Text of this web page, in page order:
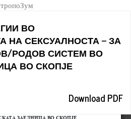
ВО
НА СЕКСУАЛНОСТА – ЗА
РОДОВ СИСТЕМ ВО
ВО СКОПЈЕ
Download
Download PDF